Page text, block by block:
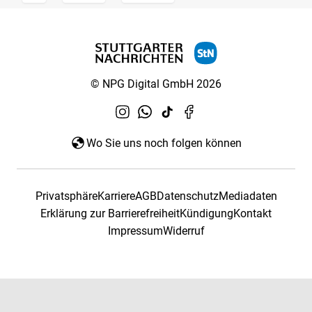
© NPG Digital GmbH 2026
Wo Sie uns noch folgen können
PrivatsphäreKarriereAGBDatenschutzMediadaten
Erklärung zur BarrierefreiheitKündigungKontakt
ImpressumWiderruf